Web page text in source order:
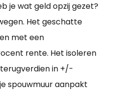
je wat geld opzij gezet?
Het geschatte
met een
rente. Het isoleren
in +/-
spouwmuur aanpakt